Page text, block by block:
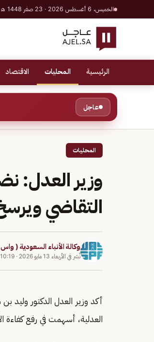
الخميس، 6 أغسطس 2026 · 23 صفر 1448 هـ
الرئيسية المحليات الاقتصاد
عاجل
المحليات
وزير العدل:
التقاضي
وكالة الأنباء السعودية (
نُشر في الأربعاء 13 مايو 2026 · 10:19 م
أكد وزير العدل الدكتور
العدلية، أسهمت في رفع كفاءة